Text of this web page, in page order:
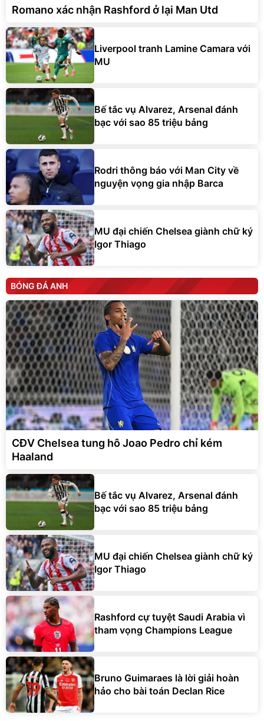
Romano xác nhận Rashford ở lại Man Utd
Liverpool tranh Lamine Camara với
MU
Bế tắc vụ Alvarez, Arsenal đánh
bạc với sao 85 triệu bảng
Rodri thông báo với Man City về
nguyện vọng gia nhập Barca
MU đại chiến Chelsea giành chữ ký
Igor Thiago
BÓNG ĐÁ ANH
CĐV Chelsea tung hô Joao Pedro chỉ kém
Haaland
Bế tắc vụ Alvarez, Arsenal đánh
bạc với sao 85 triệu bảng
MU đại chiến Chelsea giành chữ ký
Igor Thiago
Rashford cự tuyệt Saudi Arabia vì
tham vọng Champions League
Bruno Guimaraes là lời giải hoàn
hảo cho bài toán Declan Rice